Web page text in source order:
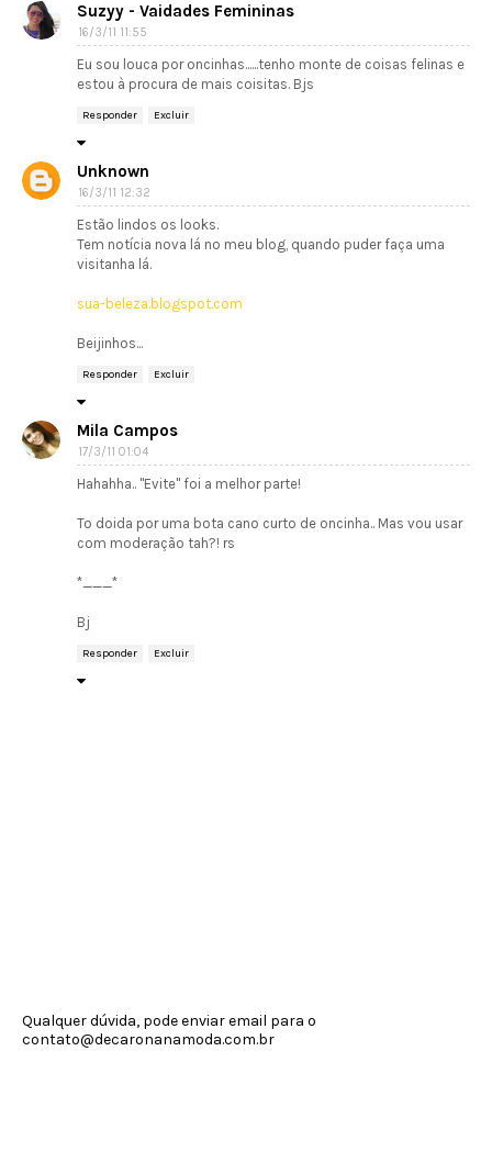
Suzyy - Vaidades Femininas
16/3/11 11:55
Eu sou louca por oncinhas......tenho monte de coisas felinas e
estou à procura de mais coisitas. Bjs
Responder Excluir
Unknown
16/3/11 12:32
Estão lindos os looks.
Tem notícia nova lá no meu blog, quando puder faça uma
visitanha lá.
sua-beleza.blogspot.com
Beijinhos...
Responder Excluir
Mila Campos
17/3/11 01:04
Hahahha.. "Evite" foi a melhor parte!
To doida por uma bota cano curto de oncinha.. Mas vou usar
com moderação tah?! rs
*___*
Bj
Responder Excluir
Qualquer dúvida, pode enviar email para o
contato@decaronanamoda.com.br